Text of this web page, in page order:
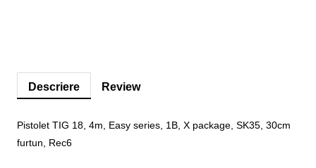
Descriere Review
Pistolet TIG 18, 4m, Easy series, 1B, X package, SK35, 30cm
furtun, Rec6